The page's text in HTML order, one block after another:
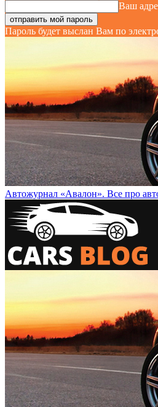
Ваш
Пароль будет выслан Вам по
Автожурнал «Авалон». Все про